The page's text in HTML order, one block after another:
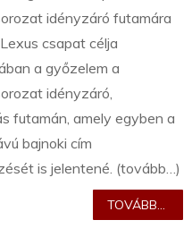
idényzáró futamára
csapat célja
a győzelem a
idényzáró,
futamán, amely egyben a
bajnoki cím
is jelentené. (tovább…)
TOVÁBB...